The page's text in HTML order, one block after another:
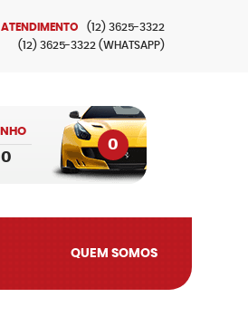
ATENDIMENTO (12) 3625-3322
(12) 3625-3322 (WHATSAPP)
0
QUEM SOMOS